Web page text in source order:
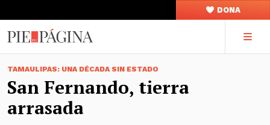
DONA
TAMAULIPAS: UNA DÉCADA SIN ESTADO
San Fernando, tierra
arrasada